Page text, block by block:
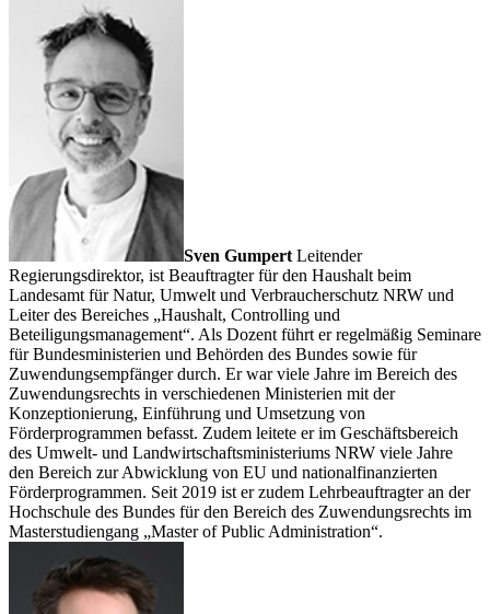
Sven Gumpert Leitender
Regierungsdirektor, ist Beauftragter für den Haushalt beim
Landesamt für Natur, Umwelt und Verbraucherschutz NRW und
Leiter des Bereiches „Haushalt, Controlling und
Beteiligungsmanagement“. Als Dozent führt er regelmäßig Seminare
für Bundesministerien und Behörden des Bundes sowie für
Zuwendungsempfänger durch. Er war viele Jahre im Bereich des
Zuwendungsrechts in verschiedenen Ministerien mit der
Konzeptionierung, Einführung und Umsetzung von
Förderprogrammen befasst. Zudem leitete er im Geschäftsbereich
des Umwelt- und Landwirtschaftsministeriums NRW viele Jahre
den Bereich zur Abwicklung von EU und nationalfinanzierten
Förderprogrammen. Seit 2019 ist er zudem Lehrbeauftragter an der
Hochschule des Bundes für den Bereich des Zuwendungsrechts im
Masterstudiengang „Master of Public Administration“.